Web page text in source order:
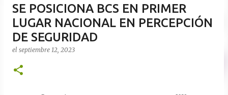
SE POSICIONA BCS EN PRIMER
LUGAR NACIONAL EN PERCEPCIÓN
DE SEGURIDAD
el septiembre 12, 2023